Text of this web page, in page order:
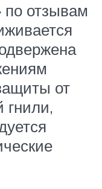
отзывам
от
гнили,